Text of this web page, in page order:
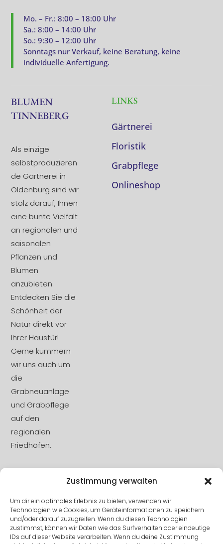
Zustimmung verwalten
Um dir ein optimales Erlebnis zu bieten, verwenden wir
Technologien wie Cookies, um Geräteinformationen zu speichern
und/oder darauf zuzugreifen. Wenn du diesen Technologien
zustimmst, können wir Daten wie das Surfverhalten oder eindeutige
IDs auf dieser Website verarbeiten. Wenn du deine Zustimmung
Mo. – Fr.: 8:00 – 18:00 Uhr
Sa.: 8:00 – 14:00 Uhr
So.: 9:30 – 12:00 Uhr
Sonntags nur Verkauf, keine Beratung, keine
individuelle Anfertigung.
BLUMEN
TINNEBERG
Als einzige
selbstproduzieren
de Gärtnerei in
Oldenburg sind wir
stolz darauf, Ihnen
eine bunte Vielfalt
an regionalen und
saisonalen
Pflanzen und
Blumen
anzubieten.
Entdecken Sie die
Schönheit der
Natur direkt vor
Ihrer Haustür!
Gerne kümmern
wir uns auch um
die
Grabneuanlage
und Grabpflege
auf den
regionalen
Friedhöfen.
LINKS
Gärtnerei
Floristik
Grabpflege
Onlineshop
Impressum
Datenschutz